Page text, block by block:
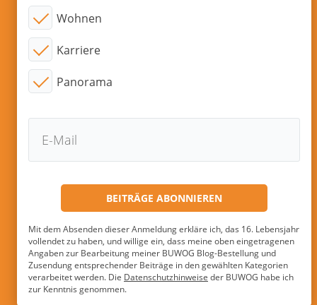
Wohnen
Karriere
Panorama
Mit dem Absenden dieser Anmeldung erkläre ich, das 16. Lebensjahr
vollendet zu haben, und willige ein, dass meine oben eingetragenen
Angaben zur Bearbeitung meiner BUWOG Blog-Bestellung und
Zusendung entsprechender Beiträge in den gewählten Kategorien
verarbeitet werden. Die Datenschutzhinweise der BUWOG habe ich
zur Kenntnis genommen.